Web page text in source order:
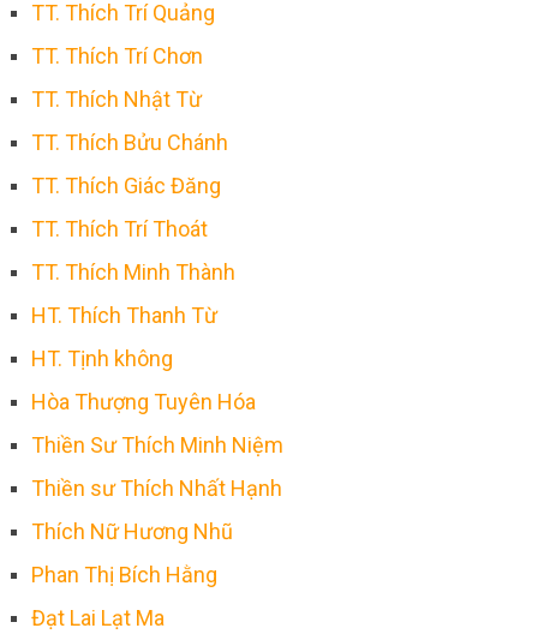
TT. Thích Trí Quảng
TT. Thích Trí Chơn
TT. Thích Nhật Từ
TT. Thích Bửu Chánh
TT. Thích Giác Đăng
TT. Thích Trí Thoát
TT. Thích Minh Thành
HT. Thích Thanh Từ
HT. Tịnh không
Hòa Thượng Tuyên Hóa
Thiền Sư Thích Minh Niệm
Thiền sư Thích Nhất Hạnh
Thích Nữ Hương Nhũ
Phan Thị Bích Hằng
Đạt Lai Lạt Ma